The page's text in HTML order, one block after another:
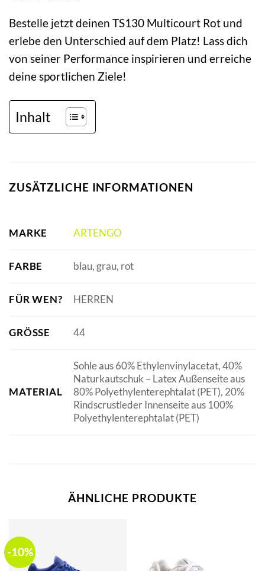
Bestelle jetzt deinen TS130 Multicourt Rot und
erlebe den Unterschied auf dem Platz! Lass dich
von seiner Performance inspirieren und erreiche
deine sportlichen Ziele!
Inhalt
ZUSÄTZLICHE INFORMATIONEN
MARKE ARTENGO
FARBE blau, grau, rot
FÜR WEN? HERREN
GRÖSSE 44
MATERIAL
Sohle aus 60% Ethylenvinylacetat, 40%
Naturkautschuk – Latex Außenseite aus
80% Polyethylenterephtalat (PET), 20%
Rindscrustleder Innenseite aus 100%
Polyethylenterephtalat (PET)
ÄHNLICHE PRODUKTE
-10%